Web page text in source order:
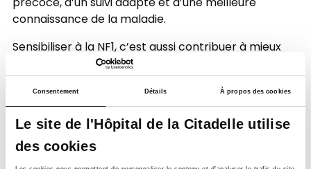
Consentement Détails À propos des cookies
Le site de l'Hôpital de la Citadelle utilise
des cookies
connaissance de la maladie.
Sensibiliser à la NF1, c’est aussi contribuer à mieux
accompagner les personnes concernées et à
favoriser leur inclusion mais aussi à proposer un
traitement approprié au besoin selon les
complications éventuelles.